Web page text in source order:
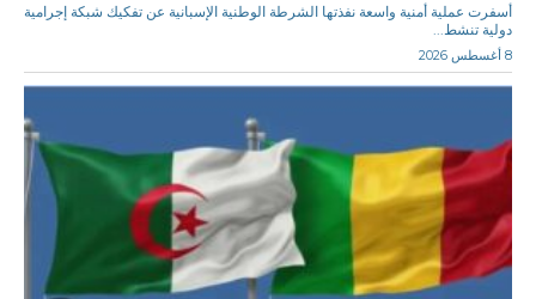
أسفرت عملية أمنية واسعة نفذتها الشرطة الوطنية الإسبانية عن تفكيك شبكة إجرامية
دولية تنشط...
8 أغسطس 2026